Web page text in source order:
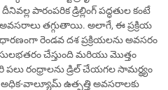
పారంపరిక డ్రిల్లింగ్ పద్ధతుల కంటే
అవసరాలు తగ్గుతాయి. అలాగే, ఈ ప్రక్రియ
రెండవ దశ ప్రక్రియలను అవసరం
సులభతరం చేస్తుంది మరియు మొత్తం
పలు రంధ్రాలను డ్రిల్ చేయగల సామర్థ్యం
వాల్యూమ్ ఉత్పత్తి అవసరాలకు